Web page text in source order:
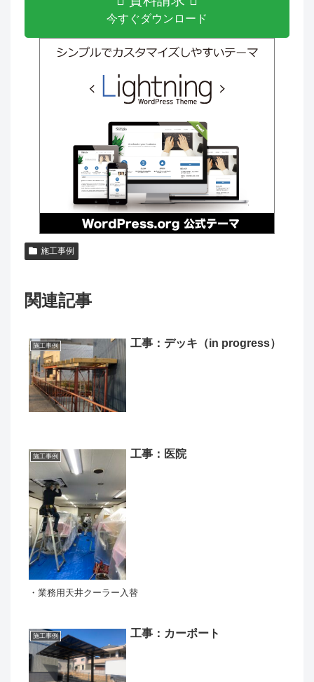
今すぐダウンロード
施工事例
関連記事
施工事例 工事：デッキ（in progress）
施工事例 工事：医院
・業務用天井クーラー入替
施工事例 工事：カーポート